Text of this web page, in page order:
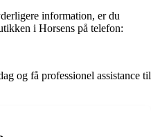
information, er du
i Horsens på telefon:
og få professionel assistance til